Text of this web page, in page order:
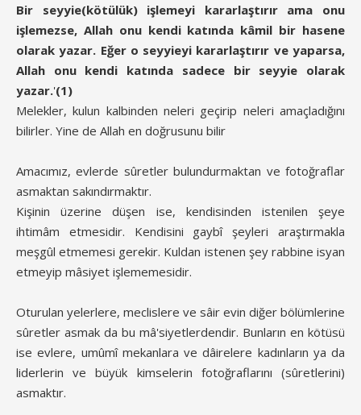
Bir seyyie(kötülük) işlemeyi kararlaştırır ama onu
işlemezse, Allah onu kendi katında kâmil bir hasene
olarak yazar. Eğer o seyyieyi kararlaştırır ve yaparsa,
Allah onu kendi katında sadece bir seyyie olarak
yazar.'(1)
Melekler, kulun kalbinden neleri geçirip neleri amaçladığını
bilirler. Yine de Allah en doğrusunu bilir
Amacımız, evlerde sûretler bulundurmaktan ve fotoğraflar
asmaktan sakındırmaktır.
Kişinin üzerine düşen ise, kendisinden istenilen şeye
ihtimâm etmesidir. Kendisini gaybî şeyleri araştırmakla
meşgûl etmemesi gerekir. Kuldan istenen şey rabbine isyan
etmeyip mâsiyet işlememesidir.
Oturulan yelerlere, meclislere ve sâir evin diğer bölümlerine
sûretler asmak da bu mâ'siyetlerdendir. Bunların en kötüsü
ise evlere, umûmî mekanlara ve dâirelere kadınların ya da
liderlerin ve büyük kimselerin fotoğraflarını (sûretlerini)
asmaktır.